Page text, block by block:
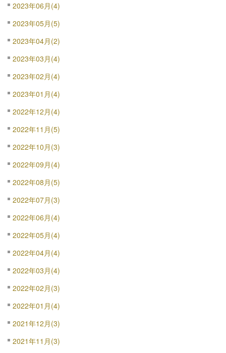
2023年06月(4)
2023年05月(5)
2023年04月(2)
2023年03月(4)
2023年02月(4)
2023年01月(4)
2022年12月(4)
2022年11月(5)
2022年10月(3)
2022年09月(4)
2022年08月(5)
2022年07月(3)
2022年06月(4)
2022年05月(4)
2022年04月(4)
2022年03月(4)
2022年02月(3)
2022年01月(4)
2021年12月(3)
2021年11月(3)